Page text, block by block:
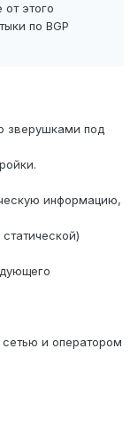
этого
по BGP
зверушками под
информацию,
и оператором